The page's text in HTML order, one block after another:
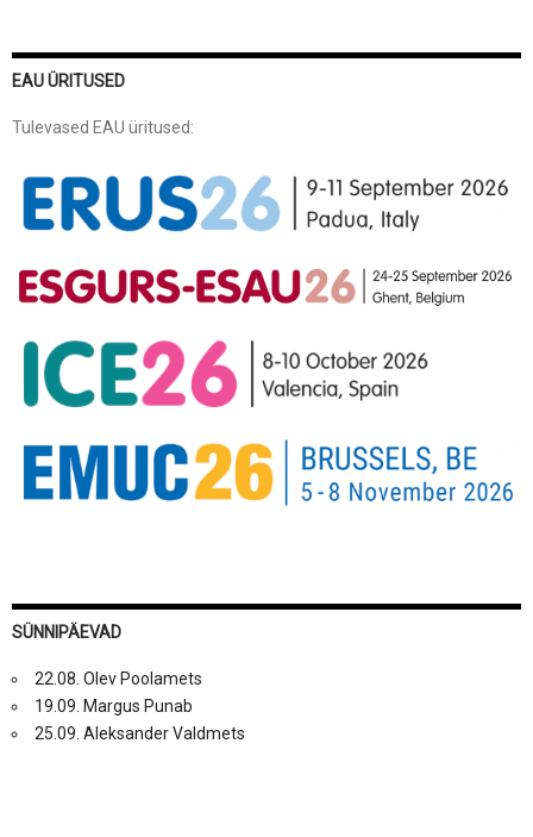
EAU ÜRITUSED
Tulevased EAU üritused:
SÜNNIPÄEVAD
22.08. Olev Poolamets
19.09. Margus Punab
25.09. Aleksander Valdmets